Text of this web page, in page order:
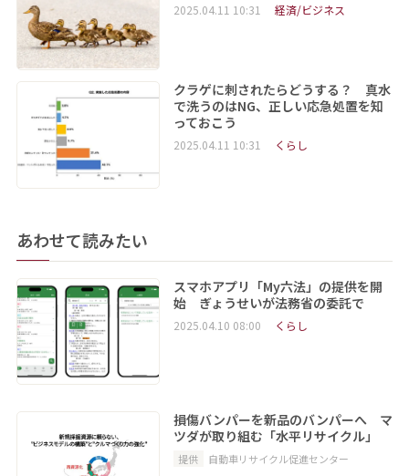
2025.04.11 10:31 経済/ビジネス
クラゲに刺されたらどうする？ 真水
で洗うのはNG、正しい応急処置を知
っておこう
2025.04.11 10:31 くらし
あわせて読みたい
スマホアプリ「My六法」の提供を開
始 ぎょうせいが法務省の委託で
2025.04.10 08:00 くらし
損傷バンパーを新品のバンパーへ マ
ツダが取り組む「水平リサイクル」
提供 自動車リサイクル促進センター